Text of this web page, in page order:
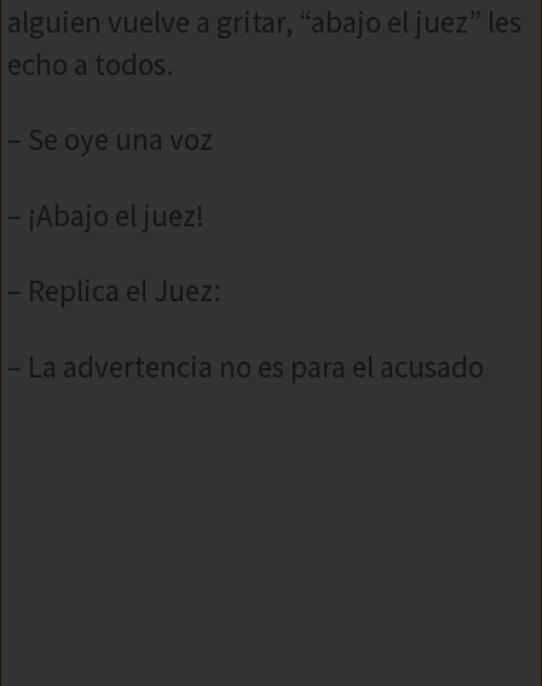
alguien vuelve a gritar, “abajo el juez” les
echo a todos.
– Se oye una voz
– ¡Abajo el juez!
– Replica el Juez:
– La advertencia no es para el acusado